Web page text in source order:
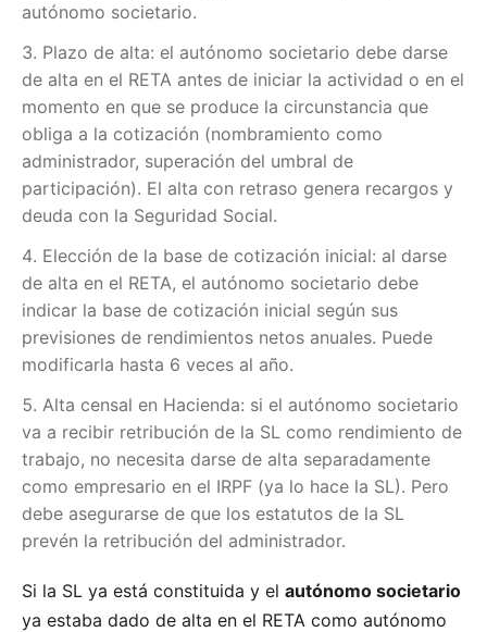
autónomo societario.
Plazo de alta: el autónomo societario debe darse
de alta en el RETA antes de iniciar la actividad o en el
momento en que se produce la circunstancia que
obliga a la cotización (nombramiento como
administrador, superación del umbral de
participación). El alta con retraso genera recargos y
deuda con la Seguridad Social.
Elección de la base de cotización inicial: al darse
de alta en el RETA, el autónomo societario debe
indicar la base de cotización inicial según sus
previsiones de rendimientos netos anuales. Puede
modificarla hasta 6 veces al año.
Alta censal en Hacienda: si el autónomo societario
va a recibir retribución de la SL como rendimiento de
trabajo, no necesita darse de alta separadamente
como empresario en el IRPF (ya lo hace la SL). Pero
debe asegurarse de que los estatutos de la SL
prevén la retribución del administrador.
Si la SL ya está constituida y el autónomo societario
ya estaba dado de alta en el RETA como autónomo